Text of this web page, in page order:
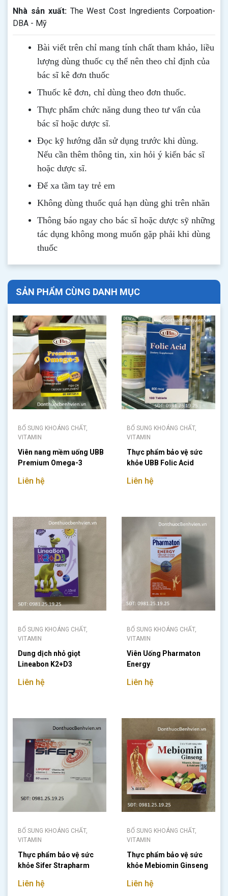
Nhà sản xuất: The West Cost Ingredients Corpoation-
DBA - Mỹ
Bài viết trên chỉ mang tính chất tham khảo, liều
lượng dùng thuốc cụ thể nên theo chỉ định của
bác sĩ kê đơn thuốc
Thuốc kê đơn, chỉ dùng theo đơn thuốc.
Thực phẩm chức năng dung theo tư vấn của
bác sĩ hoặc dược sĩ.
Đọc kỹ hướng dẫn sử dụng trước khi dùng.
Nếu cần thêm thông tin, xin hỏi ý kiến bác sĩ
hoặc dược sĩ.
Để xa tầm tay trẻ em
Không dùng thuốc quá hạn dùng ghi trên nhãn
Thông báo ngay cho bác sĩ hoặc dược sỹ những
tác dụng không mong muốn gặp phải khi dùng
thuốc
SẢN PHẨM CÙNG DANH MỤC
BỔ SUNG KHOÁNG CHẤT,
VITAMIN
Viên nang mềm uống UBB
Premium Omega-3
Liên hệ
BỔ SUNG KHOÁNG CHẤT,
VITAMIN
Thực phẩm bảo vệ sức
khỏe UBB Folic Acid
Liên hệ
BỔ SUNG KHOÁNG CHẤT,
VITAMIN
Dung dịch nhỏ giọt
Lineabon K2+D3
Liên hệ
BỔ SUNG KHOÁNG CHẤT,
VITAMIN
Viên Uống Pharmaton
Energy
Liên hệ
BỔ SUNG KHOÁNG CHẤT,
VITAMIN
Thực phẩm bảo vệ sức
khỏe Sifer Strapharm
Liên hệ
BỔ SUNG KHOÁNG CHẤT,
VITAMIN
Thực phẩm bảo vệ sức
khỏe Mebiomin Ginseng
Liên hệ